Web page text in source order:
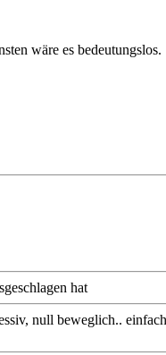
wäre es bedeutungslos.
hat
null beweglich..